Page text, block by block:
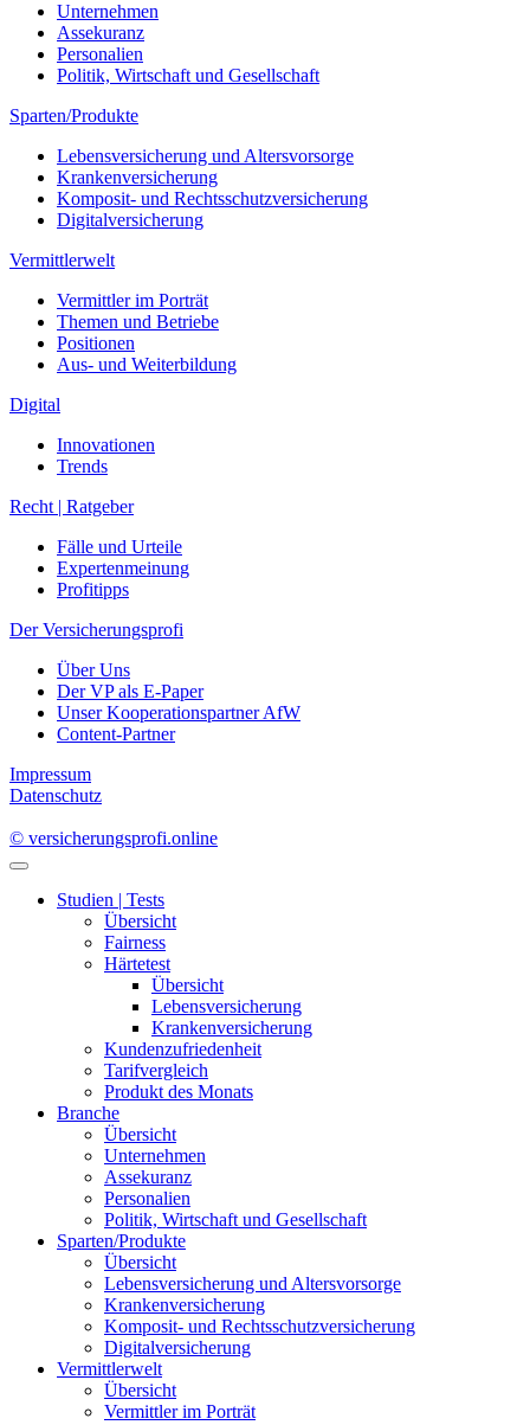
Unternehmen
Assekuranz
Personalien
Politik, Wirtschaft und Gesellschaft
Sparten/Produkte
Lebensversicherung und Altersvorsorge
Krankenversicherung
Komposit- und Rechtsschutzversicherung
Digitalversicherung
Vermittlerwelt
Vermittler im Porträt
Themen und Betriebe
Positionen
Aus- und Weiterbildung
Digital
Innovationen
Trends
Recht | Ratgeber
Fälle und Urteile
Expertenmeinung
Profitipps
Der Versicherungsprofi
Über Uns
Der VP als E-Paper
Unser Kooperationspartner AfW
Content-Partner
Impressum
Datenschutz
© versicherungsprofi.online
Studien | Tests
Übersicht
Fairness
Härtetest
Übersicht
Lebensversicherung
Krankenversicherung
Kundenzufriedenheit
Tarifvergleich
Produkt des Monats
Branche
Übersicht
Unternehmen
Assekuranz
Personalien
Politik, Wirtschaft und Gesellschaft
Sparten/Produkte
Übersicht
Lebensversicherung und Altersvorsorge
Krankenversicherung
Komposit- und Rechtsschutzversicherung
Digitalversicherung
Vermittlerwelt
Übersicht
Vermittler im Porträt